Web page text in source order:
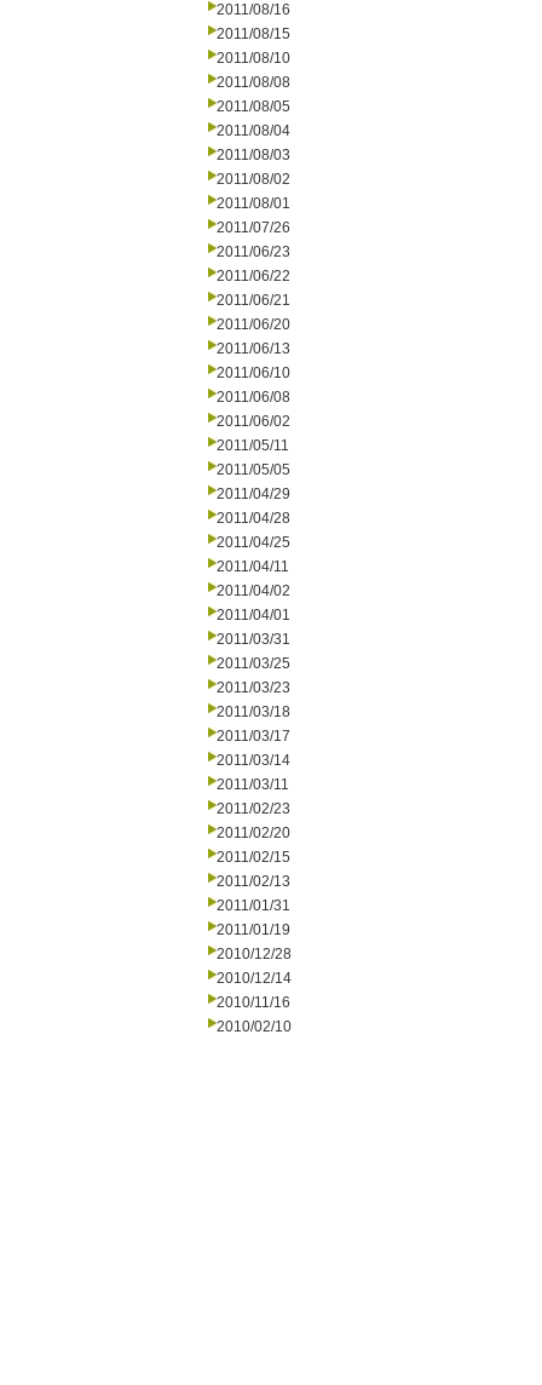
2011/08/16
2011/08/15
2011/08/10
2011/08/08
2011/08/05
2011/08/04
2011/08/03
2011/08/02
2011/08/01
2011/07/26
2011/06/23
2011/06/22
2011/06/21
2011/06/20
2011/06/13
2011/06/10
2011/06/08
2011/06/02
2011/05/11
2011/05/05
2011/04/29
2011/04/28
2011/04/25
2011/04/11
2011/04/02
2011/04/01
2011/03/31
2011/03/25
2011/03/23
2011/03/18
2011/03/17
2011/03/14
2011/03/11
2011/02/23
2011/02/20
2011/02/15
2011/02/13
2011/01/31
2011/01/19
2010/12/28
2010/12/14
2010/11/16
2010/02/10